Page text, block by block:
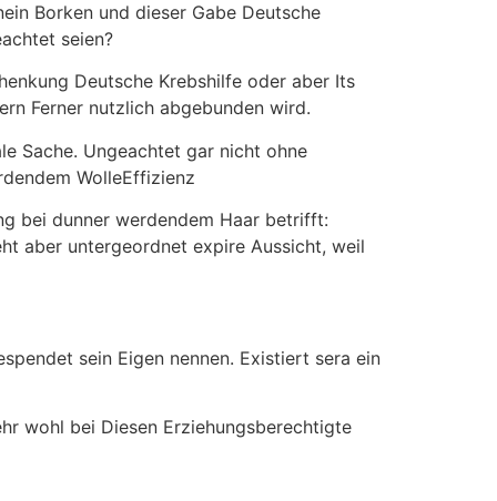
Borken und dieser Gabe Deutsche
seien?
Deutsche Krebshilfe oder aber Its
Ferner nutzlich abgebunden wird.
Sache. Ungeachtet gar nicht ohne
WolleEffizienz
bei dunner werdendem Haar betrifft:
aber untergeordnet expire Aussicht, weil
sein Eigen nennen. Existiert sera ein
wohl bei Diesen Erziehungsberechtigte